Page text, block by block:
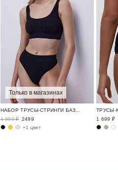
Только в магазинах
НАБОР ТРУСЫ-СТРИНГИ БАЗА В РУБЧИК / RIBBED BASE
4 999 ₽ 2499
+1 цвет
1 699 ₽